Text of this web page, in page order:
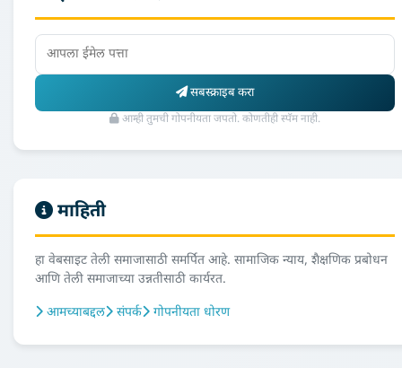
सबस्क्राइब करा
आम्ही तुमची गोपनीयता जपतो. कोणतीही स्पॅम नाही.
माहिती
हा वेबसाइट तेली समाजासाठी समर्पित आहे. सामाजिक न्याय, शैक्षणिक प्रबोधन
आणि तेली समाजाच्या उन्नतीसाठी कार्यरत.
आमच्याबद्दल
संपर्क गोपनीयता धोरण